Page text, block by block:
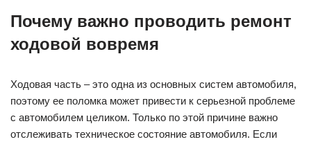
Почему важно проводить ремонт
ходовой вовремя
Ходовая часть – это одна из основных систем автомобиля,
поэтому ее поломка может привести к серьезной проблеме
с автомобилем целиком. Только по этой причине важно
отслеживать техническое состояние автомобиля. Если